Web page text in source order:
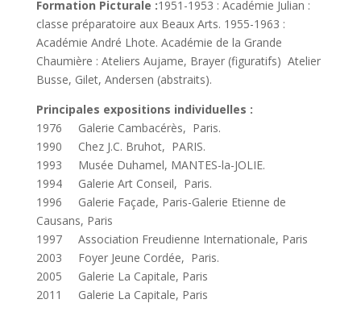
Formation Picturale :1951-1953 : Académie Julian :
classe préparatoire aux Beaux Arts. 1955-1963 :
Académie André Lhote. Académie de la Grande
Chaumière : Ateliers Aujame, Brayer (figuratifs) Atelier
Busse, Gilet, Andersen (abstraits).
Principales expositions individuelles :
1976 Galerie Cambacérès, Paris.
1990 Chez J.C. Bruhot, PARIS.
1993 Musée Duhamel, MANTES-la-JOLIE.
1994 Galerie Art Conseil, Paris.
1996 Galerie Façade, Paris-Galerie Etienne de
Causans, Paris
1997 Association Freudienne Internationale, Paris
2003 Foyer Jeune Cordée, Paris.
2005 Galerie La Capitale, Paris
2011 Galerie La Capitale, Paris